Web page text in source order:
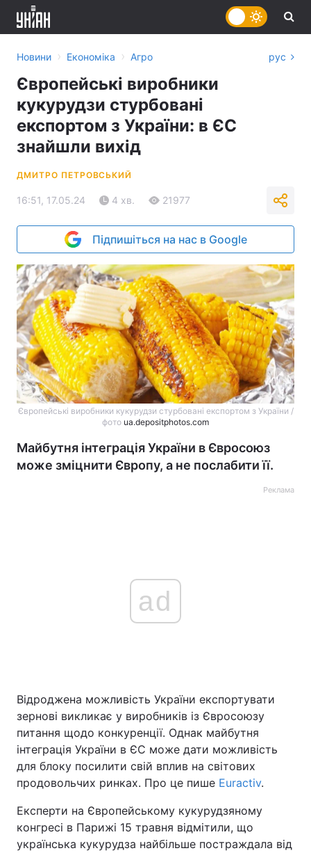
Україна Політика
Економіка
Спорт
Техно і зв'язок
Зброя Інциденти
Новини › Економіка › Агро рус
Європейські виробники
кукурудзи стурбовані
експортом з України: в ЄС
знайшли вихід
ДМИТРО ПЕТРОВСЬКИЙ
16:51, 17.05.24 4 хв. 21977
Підпишіться на нас в Google
Європейські виробники кукурудзи стурбовані експортом з України /
фото ua.depositphotos.com
Майбутня інтеграція України в Євросоюз
може зміцнити Європу, а не послабити її.
Реклама
ad
Відроджена можливість України експортувати
зернові викликає у виробників із Євросоюзу
питання щодо конкуренції. Однак майбутня
інтеграція України в ЄС може дати можливість
для блоку посилити свій вплив на світових
продовольчих ринках. Про це пише Euractiv.
Експерти на Європейському кукурудзяному
конгресі в Парижі 15 травня відмітили, що
українська кукурудза найбільше постраждала від